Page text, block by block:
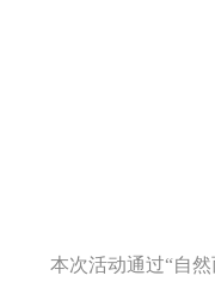
本次活动通过“自然